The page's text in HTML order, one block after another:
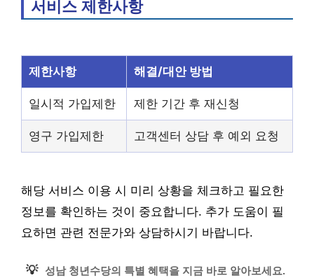
서비스 제한사항
제한사항 해결/대안 방법
일시적 가입제한 제한 기간 후 재신청
영구 가입제한 고객센터 상담 후 예외 요청
해당 서비스 이용 시 미리 상황을 체크하고 필요한
정보를 확인하는 것이 중요합니다. 추가 도움이 필
요하면 관련 전문가와 상담하시기 바랍니다.
💡 성남 청년수당의 특별 혜택을 지금 바로 알아보세요.